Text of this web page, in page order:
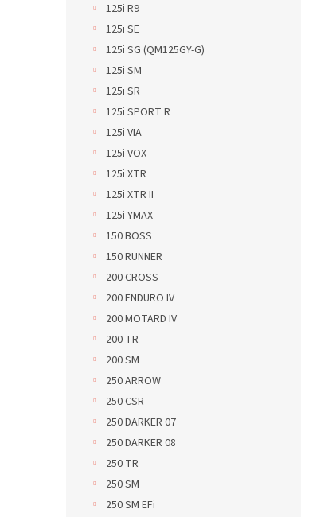
125i R9
125i SE
125i SG (QM125GY-G)
125i SM
125i SR
125i SPORT R
125i VIA
125i VOX
125i XTR
125i XTR II
125i YMAX
150 BOSS
150 RUNNER
200 CROSS
200 ENDURO IV
200 MOTARD IV
200 TR
200 SM
250 ARROW
250 CSR
250 DARKER 07
250 DARKER 08
250 TR
250 SM
250 SM EFi